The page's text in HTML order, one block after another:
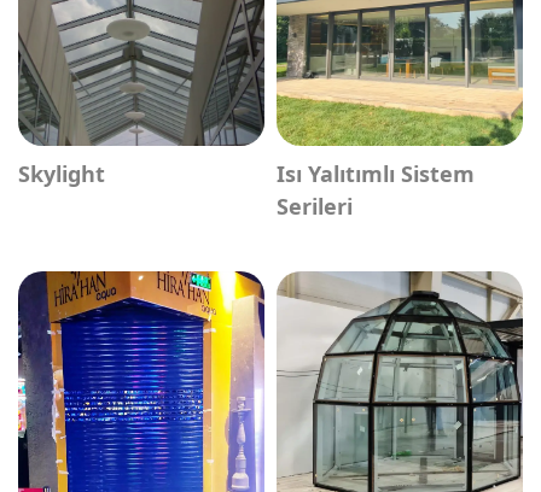
Skylight
Isı Yalıtımlı Sistem
Serileri